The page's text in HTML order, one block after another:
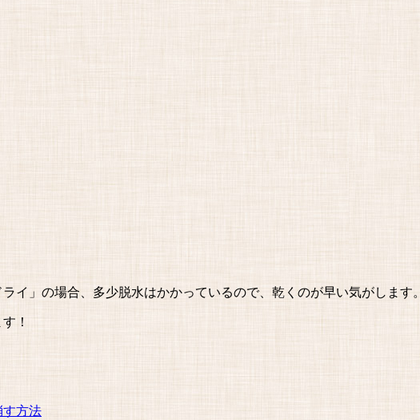
」の場合、多少脱水はかかっているので、乾くのが早い気がします。
！
す方法